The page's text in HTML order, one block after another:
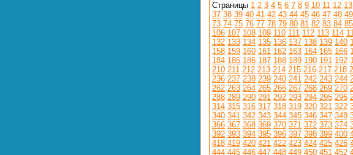
Страницы 1 2 3 4 5 6 7 8 9 10 11 12 13
37 38 39 40 41 42 43 44 45 46 47 48 49
73 74 75 76 77 78 79 80 81 82 83 84 85
106 107 108 109 110 111 112 113 114
132 133 134 135 136 137 138 139 140
158 159 160 161 162 163 164 165 166
184 185 186 187 188 189 190 191 192
210 211 212 213 214 215 216 217 218
236 237 238 239 240 241 242 243 244
262 263 264 265 266 267 268 269 270
288 289 290 291 292 293 294 295 296
314 315 316 317 318 319 320 321 322
340 341 342 343 344 345 346 347 348
366 367 368 369 370 371 372 373 374
392 393 394 395 396 397 398 399 400
418 419 420 421 422 423 424 425 426
444 445 446 447 448 449 450 451 452